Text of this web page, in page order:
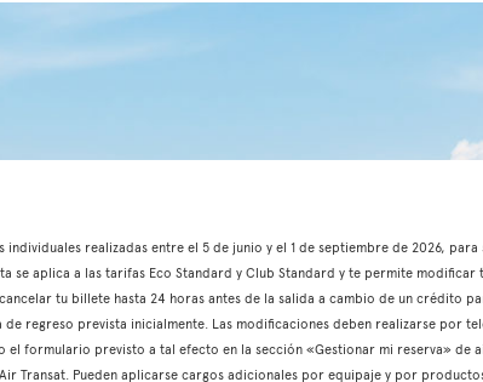
realizadas entre el 5 de junio y el 1 de septiembre de 2026,
se aplica a las tarifas Eco Standard y Club Standard y te permite modificar
tu billete hasta 24 horas antes de la salida a cambio de un crédito
regreso prevista inicialmente. Las modificaciones deben realizarse por
el formulario previsto a tal efecto en la sección «Gestionar mi reserva» de
Transat. Pueden aplicarse cargos adicionales por equipaje y por